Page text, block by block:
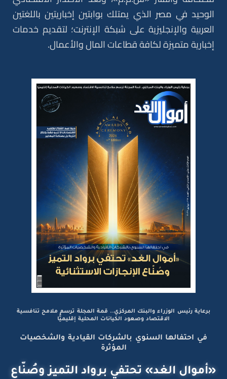
أموال الغد.. مجلة إقتصادية شاملة تصدر عن شركة نايل
للصحافة والنشر «ش.م.م»، وتعد الاصدار الاقتصادي
الوحيد في مصر الذي يمتلك بوابتين إخباريتين باللغتين
العربية والإنجليزية على شبكة الإنترنت؛ لتقديم خدمات
برعاية رئيس الوزراء والبنك المركزي.. قمة المجلة ترسم ملامح تنافسية
الاقتصاد وصعود الكيانات المحلية إقليميًّا
في احتفالها السنوي بالشركات القيادية والشخصيات
المؤثرة